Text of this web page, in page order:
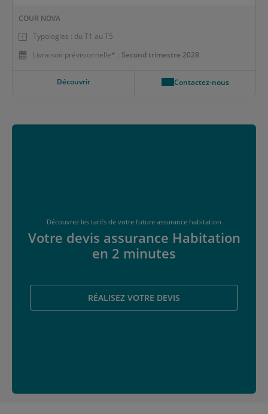
COUR NOVA
Typologies : du T1 au T5
Livraison prévisionnelle* : Second trimestre 2028
Découvrir Contactez-nous
Découvrez les tarifs de votre future assurance habitation
Votre devis assurance Habitation
en 2 minutes
RÉALISEZ VOTRE DEVIS